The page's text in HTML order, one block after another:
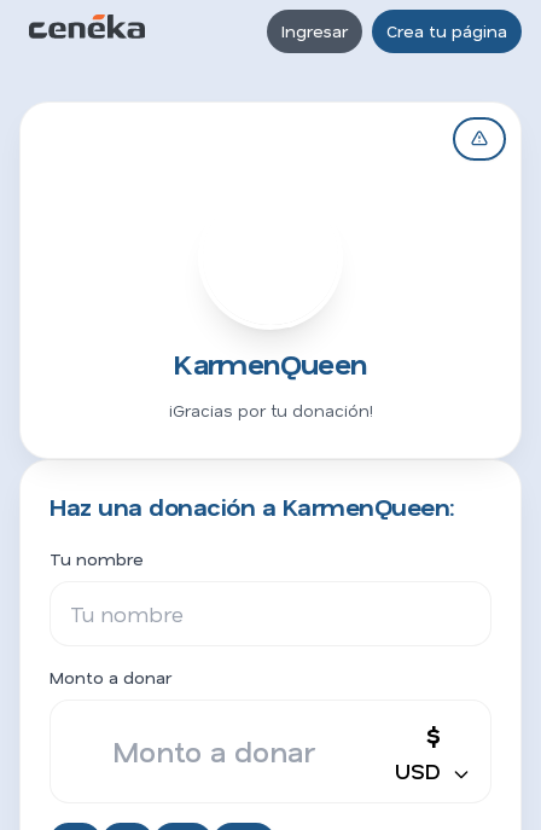
Ingresar Crea tu página
KarmenQueen
¡Gracias por tu donación!
Haz una donación a KarmenQueen:
Tu nombre
Monto a donar
$
USD